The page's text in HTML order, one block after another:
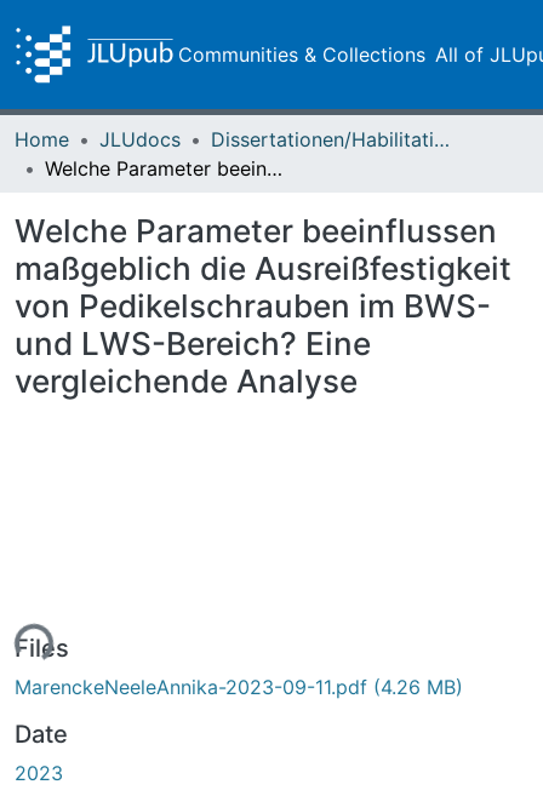
Communities & Collections All of
Home JLUdocs
Dissertationen/Habilitationen
Welche Parameter beeinflussen maßgeblich die Ausreißfestigkeit von Pedikelschrauben im BWS- und LWS-Bereich? Eine vergleichende Analyse
Welche Parameter beeinflussen
maßgeblich die Ausreißfestigkeit
von Pedikelschrauben im BWS-
und LWS-Bereich? Eine
vergleichende Analyse
Files
MarenckeNeeleAnnika-2023-09-11.pdf (4.26 MB)
Date
2023